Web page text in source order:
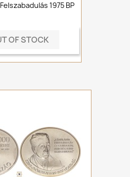
1975 BP
OF STOCK